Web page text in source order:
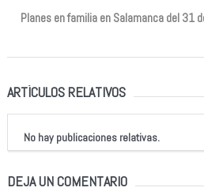
Planes en familia en Salamanca del 31
ARTÍCULOS RELATIVOS
No hay publicaciones relativas.
DEJA UN COMENTARIO